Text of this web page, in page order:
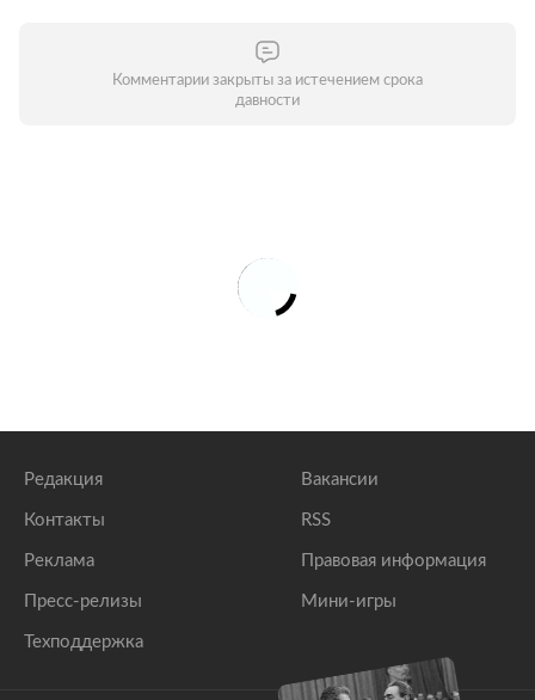
Комментарии закрыты за истечением срока
давности
Редакция
Контакты
Реклама
Пресс-релизы
Техподдержка
Вакансии
RSS
Правовая информация
Мини-игры